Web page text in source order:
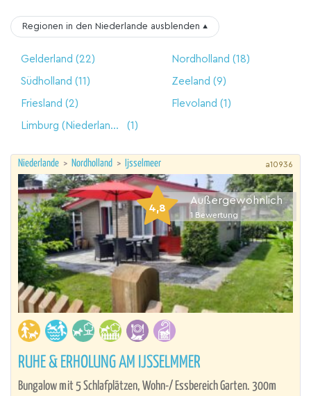
Regionen in den Niederlande ausblenden ▴
Gelderland (22) Nordholland (18)
Südholland (11) Zeeland (9)
Friesland (2) Flevoland (1)
Limburg (Niederlande) (1)
Niederlande > Nordholland > Ijsselmeer a10936
4,8
Außergewöhnlich
1 Bewertung
RUHE & ERHOLUNG AM IJSSELMMER
Bungalow mit 5 Schlafplätzen, Wohn-/ Essbereich Garten. 300m